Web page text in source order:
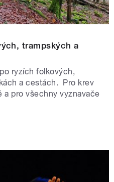
trampských a
ryzích folkových,
a cestách. Pro krev
a pro všechny vyznavače